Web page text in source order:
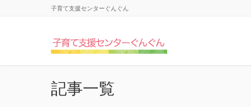
子育て支援センターぐんぐん
記事一覧